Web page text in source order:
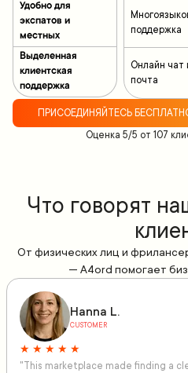
Удобно для
экспатов и
местных
Выделенная
клиентская
поддержка
поддержка
Онлайн чат
почта
ПРИСОЕДИНЯЙТЕСЬ
Оценка 5/5 от 107
Что говорят
От физических лиц и
— A4ord помогает
Hanna L.
CUSTOMER
★ ★ ★ ★ ★
"This marketplace made finding a